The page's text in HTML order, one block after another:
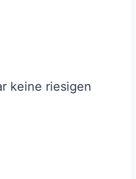
keine riesigen